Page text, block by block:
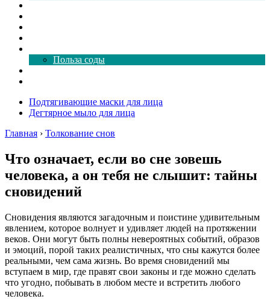
Польза соды
Подтягивающие маски для лица
Дегтярное мыло для лица
Главная › Толкование снов
Что означает, если во сне зовешь
человека, а он тебя не слышит: тайны
сновидений
Сновидения являются загадочным и поистине удивительным
явлением, которое волнует и удивляет людей на протяжении
веков. Они могут быть полны невероятных событий, образов
и эмоций, порой таких реалистичных, что сны кажутся более
реальными, чем сама жизнь. Во время сновидений мы
вступаем в мир, где правят свои законы и где можно сделать
что угодно, побывать в любом месте и встретить любого
человека.